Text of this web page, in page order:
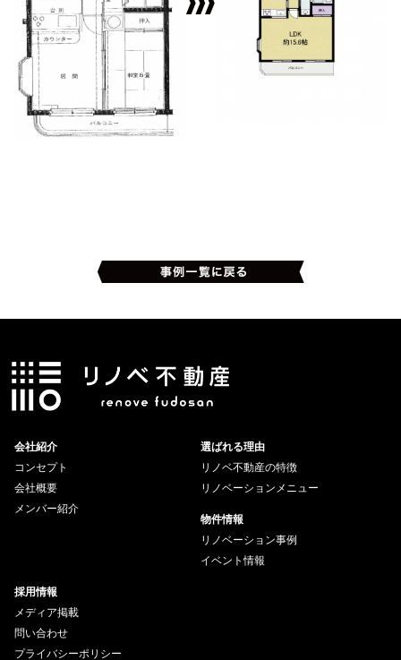
会社紹介
コンセプト
会社概要
メンバー紹介
選ばれる理由
リノベ不動産の特徴
リノベーションメニュー
物件情報
リノベーション事例
イベント情報
採用情報
メディア掲載
問い合わせ
プライバシーポリシー